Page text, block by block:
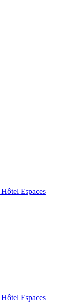
Hôtel Espaces
Hôtel Espaces